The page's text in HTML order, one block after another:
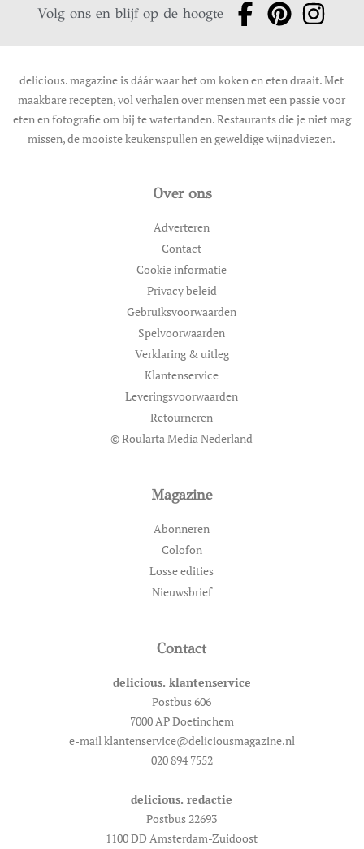
Volg ons en blijf op de hoogte
delicious. magazine is dáár waar het om koken en eten draait. Met
maakbare recepten, vol verhalen over mensen met een passie voor
eten en fotografie om bij te watertanden. Restaurants die je niet mag
missen, de mooiste keukenspullen en geweldige wijnadviezen.
Over ons
Adverteren
Contact
Cookie informatie
Privacy beleid
Gebruiksvoorwaarden
Spelvoorwaarden
Verklaring & uitleg
Klantenservice
Leveringsvoorwaarden
Retourneren
© Roularta Media Nederland
Magazine
Abonneren
Colofon
Losse edities
Nieuwsbrief
Contact
delicious. klantenservice
Postbus 606
7000 AP Doetinchem
e-mail klantenservice@deliciousmagazine.nl
020 894 7552
delicious. redactie
Postbus 22693
1100 DD Amsterdam-Zuidoost